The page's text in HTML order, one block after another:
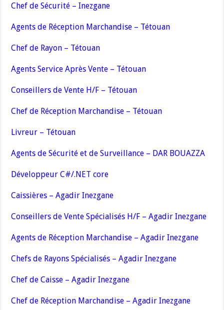
Chef de Sécurité – Inezgane
Agents de Réception Marchandise – Tétouan
Chef de Rayon – Tétouan
Agents Service Après Vente – Tétouan
Conseillers de Vente H/F – Tétouan
Chef de Réception Marchandise – Tétouan
Livreur – Tétouan
Agents de Sécurité et de Surveillance – DAR BOUAZZA
Développeur C#/.NET core
Caissières – Agadir Inezgane
Conseillers de Vente Spécialisés H/F – Agadir Inezgane
Agents de Réception Marchandise – Agadir Inezgane
Chefs de Rayons Spécialisés – Agadir Inezgane
Chef de Caisse – Agadir Inezgane
Chef de Réception Marchandise – Agadir Inezgane